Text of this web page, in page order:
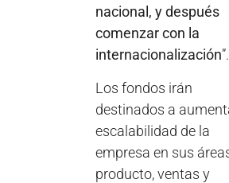
nacional, y después
comenzar con la
internacionalización”.
Los fondos irán
destinados a
escalabilidad de la
empresa en sus
producto, ventas y